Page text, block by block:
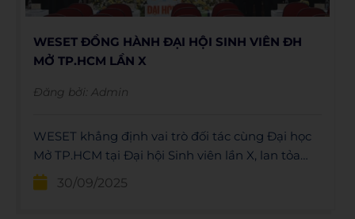
WESET ĐỒNG HÀNH ĐẠI HỘI SINH VIÊN ĐH
MỞ TP.HCM LẦN X
Đăng bởi: Admin
WESET khẳng định vai trò đối tác cùng Đại học
Mở TP.HCM tại Đại hội Sinh viên lần X, lan tỏa
tiếng Anh và hỗ trợ sinh viên hội nhập quốc tế.
30/09/2025